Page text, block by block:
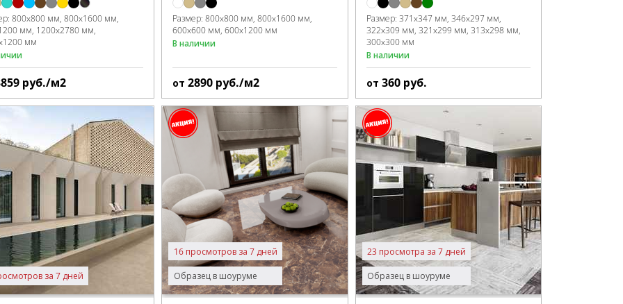
800x800 мм 800x1600 мм
мм 1200x2780 мм
мм
руб./м2
Размер:800x800 мм 800x1600 мм
600x600 мм 600x1200 мм
В наличии
от2890 руб./м2
Размер: 371x347 мм 346x297 мм
322x309 мм 321x299 мм 313x298 мм
300x300 мм
В наличии
от 360 руб.
за 7 дней Образец в шоуруме
16 просмотров за 7 дней
Образец в шоуруме
23 просмотра за 7 дней